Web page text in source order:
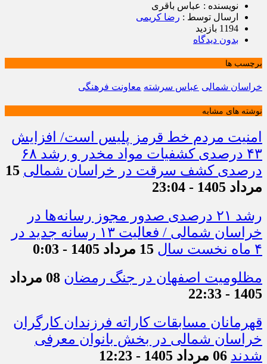
نویسنده : عباس باقری
ارسال توسط : رضا کریمی
1194 بازدید
بدون دیدگاه
برچسب ها
خراسان شمالی عباس سرشته معاونت فرهنگی
نوشته های مشابه
امنیت مردم خط قرمز پلیس است/ افزایش
۴۳ درصدی کشفیات مواد مخدر و رشد ۶۸
درصدی کشف سرقت در خراسان شمالی 15
مرداد 1405 - 23:04
رشد ۲۱ درصدی صدور مجوز رسانه‌ها در
خراسان شمالی / فعالیت ۱۳ رسانه جدید در
۴ ماه نخست سال
15 مرداد 1405 - 0:03
مظلومیت اصفهان در جنگ رمضان
08 مرداد
1405 - 22:33
قهرمانان مسابقات کاراته فرزندان کارگران
خراسان شمالی در بخش بانوان معرفی
شدند 06 مرداد 1405 - 12:23